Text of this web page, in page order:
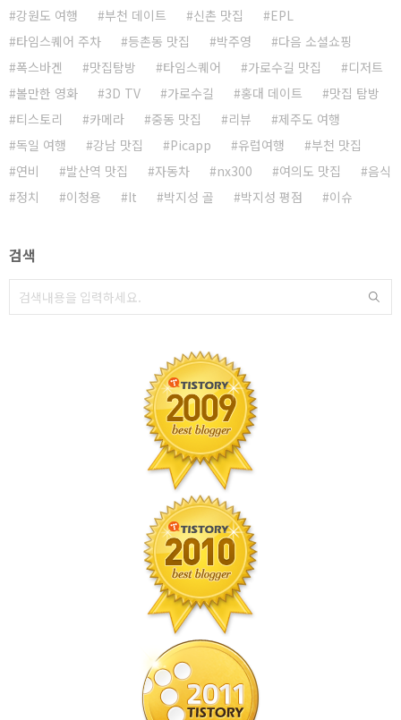
강원도 여행
부천 데이트 신촌 맛집
EPL
타임스퀘어 주차
등촌동 맛집 박주영
다음 소셜쇼핑
폭스바겐
맛집탐방 타임스퀘어 가로수길 맛집
디저트
볼만한 영화
3D TV 가로수길 홍대 데이트
맛집 탐방
티스토리
카메라 중동 맛집 리뷰
제주도 여행
독일 여행
강남 맛집 Picapp 유럽여행
부천 맛집
연비
발산역 맛집 자동차 nx300 여의도 맛집
음식
정치
이청용 It 박지성 골 박지성 평점 이슈
검색